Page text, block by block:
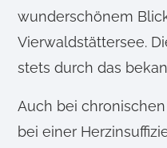
wunderschönem
Vierwaldstättersee.
stets durch das
Auch bei
bei einer